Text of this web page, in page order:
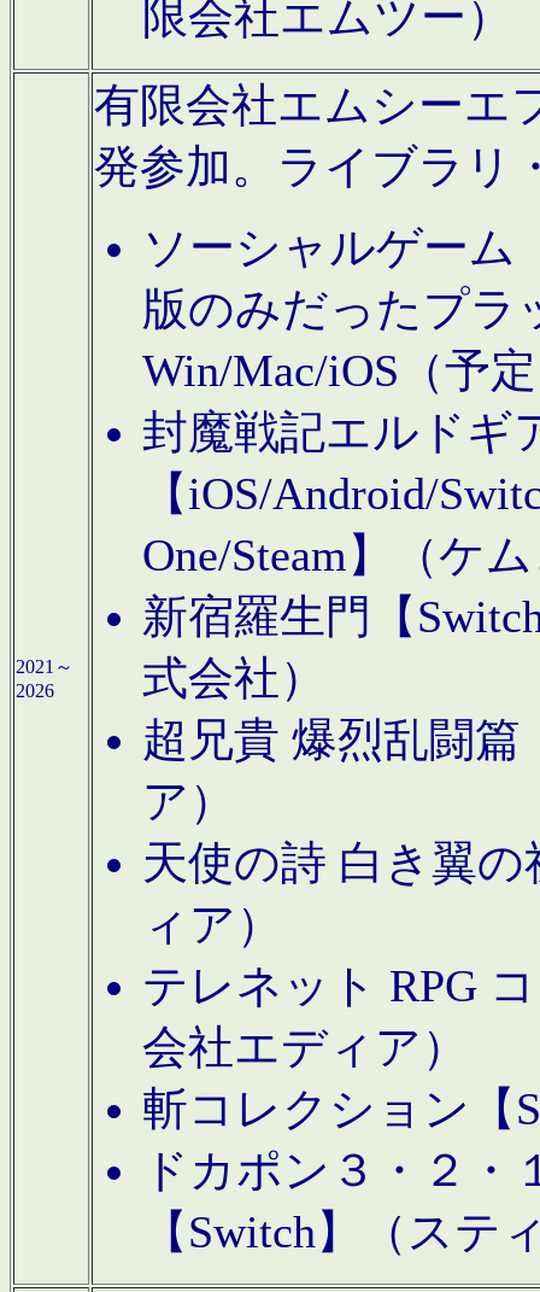
限会社エムツー）
2021～
2026
有限会社エムシーエ
発参加。ライブラリ
ソーシャルゲーム
版のみだったプラ
Win/Mac/iOS（予
封魔戦記エルドギ
【iOS/Android/
One/Steam】（ケ
新宿羅生門【
式会社）
超兄貴 爆烈乱闘篇
ア）
天使の詩 白き翼
ィア）
テレネット RPG
会社エディア）
斬コレクション【
ドカポン３・２
【Switch】（ステ